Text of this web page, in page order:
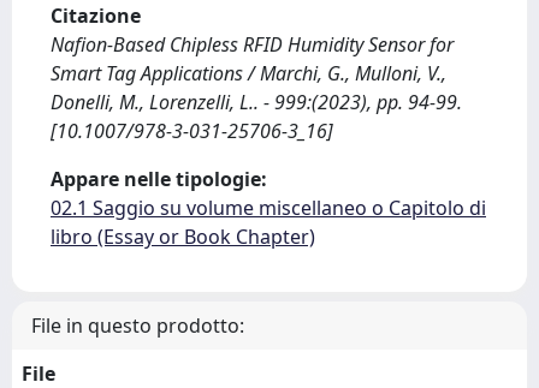
Citazione
Nafion-Based Chipless RFID Humidity Sensor for
Smart Tag Applications / Marchi, G., Mulloni, V.,
Donelli, M., Lorenzelli, L.. - 999:(2023), pp. 94-99.
[10.1007/978-3-031-25706-3_16]
Appare nelle tipologie:
02.1 Saggio su volume miscellaneo o Capitolo di
libro (Essay or Book Chapter)
File in questo prodotto:
File